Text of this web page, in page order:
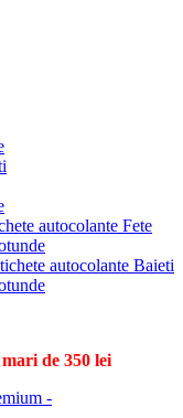
autocolante Fete
autocolante Baieti
de 350 lei